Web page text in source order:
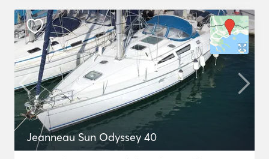
Jeanneau Sun Odyssey 40